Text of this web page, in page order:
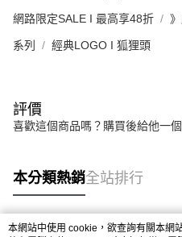
網路限定SALE I 最高享48折
系列 經典LOGO I 狐狸頭
評價
喜歡這個商品嗎？購買後給他一
本分類熱銷全站排行
本網站中使用 cookie，欲查詢有關本網